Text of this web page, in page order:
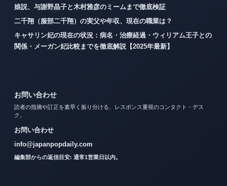
娘説、与謝野晶子と木村雅彦のミームまで徹底検証
二千翔（服部二千翔）の実父や年収、現在の職業は？
キャサリン妃の現在の状況：病名・治療経過・ウィリアム王子との
関係・メーガン妃比較までを徹底解説【2025年最新】
お問い合わせ
読者の指摘や訂正を素早く振り分ける、レスポンス重視のコンタクト・デス
ク。
お問い合わせ
info@japanpopdaily.com
編集部からの返信目安: 通常1営業日以内。